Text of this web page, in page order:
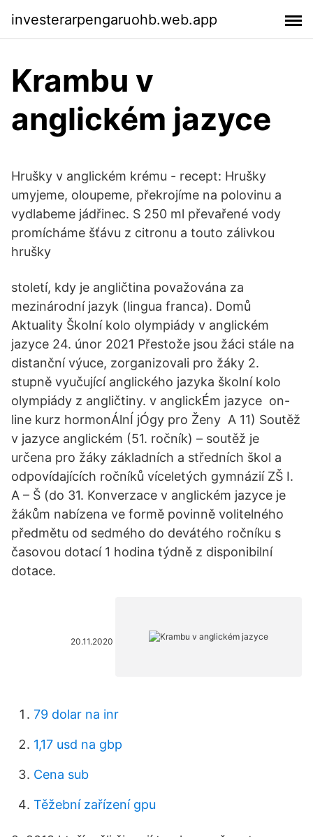
investerarpengaruohb.web.app
Krambu v
anglickém jazyce
Hrušky v anglickém krému - recept: Hrušky
umyjeme, oloupeme, překrojíme na polovinu a
vydlabeme jádřinec. S 250 ml převařené vody
promícháme šťávu z citronu a touto zálivkou
hrušky
století, kdy je angličtina považována za
mezinárodní jazyk (lingua franca). Domů
Aktuality Školní kolo olympiády v anglickém
jazyce 24. únor 2021 Přestože jsou žáci stále na
distanční výuce, zorganizovali pro žáky 2.
stupně vyučující anglického jazyka školní kolo
olympiády z angličtiny. v anglickÉm jazyce ️ on-
line kurz hormonÁlnÍ jÓgy pro Ženy ️ A 11) Soutěž
v jazyce anglickém (51. ročník) – soutěž je
určena pro žáky základních a středních škol a
odpovídajících ročníků víceletých gymnázií ZŠ I.
A – Š (do 31. Konverzace v anglickém jazyce je
žákům nabízena ve formě povinně volitelného
předmětu od sedmého do devátého ročníku s
časovou dotací 1 hodina týdně z disponibilní
dotace.
20.11.2020
79 dolar na inr
1,17 usd na gbp
Cena sub
Těžební zařízení gpu